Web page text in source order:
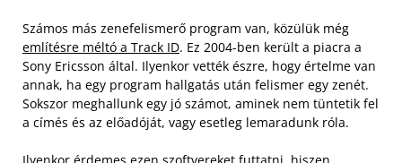
Számos más zenefelismerő program van, közülük még
említésre méltó a Track ID. Ez 2004-ben került a piacra a
Sony Ericsson által. Ilyenkor vették észre, hogy értelme van
annak, ha egy program hallgatás után felismer egy zenét.
Sokszor meghallunk egy jó számot, aminek nem tüntetik fel
a címés és az előadóját, vagy esetleg lemaradunk róla.
Ilyenkor érdemes ezen szoftvereket futtatni, hiszen